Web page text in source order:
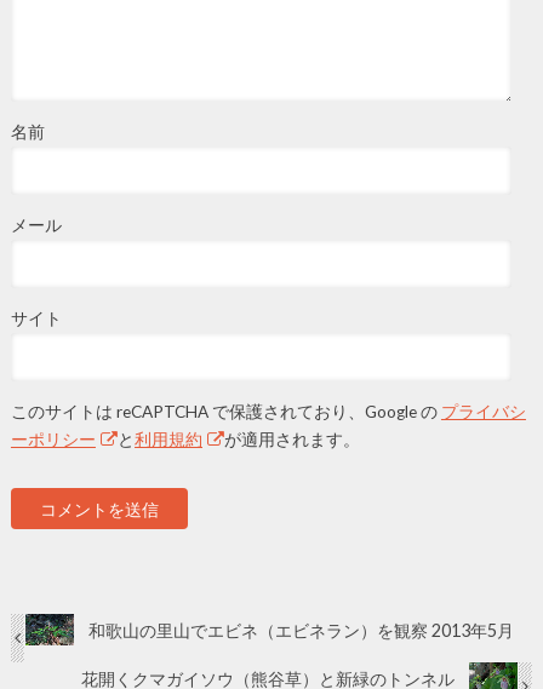
名前
メール
サイト
このサイトは reCAPTCHA で保護されており、Google の プライバシ
ーポリシー
と利用規約 が適用されます。
和歌山の里山でエビネ（エビネラン）を観察 2013年5月
花開くクマガイソウ（熊谷草）と新緑のトンネル